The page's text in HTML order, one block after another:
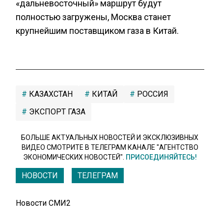
«дальневосточный» маршрут будут
полностью загружены, Москва станет
крупнейшим поставщиком газа в Китай.
КАЗАХСТАН КИТАЙ
РОССИЯ
ЭКСПОРТ ГАЗА
БОЛЬШЕ АКТУАЛЬНЫХ НОВОСТЕЙ И ЭКСКЛЮЗИВНЫХ
ВИДЕО СМОТРИТЕ В ТЕЛЕГРАМ КАНАЛЕ "АГЕНТСТВО
ЭКОНОМИЧЕСКИХ НОВОСТЕЙ". ПРИСОЕДИНЯЙТЕСЬ!
НОВОСТИ ТЕЛЕГРАМ
Новости СМИ2